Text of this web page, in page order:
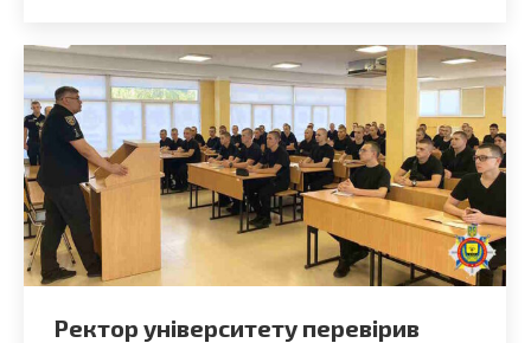
Ректор університету перевірив